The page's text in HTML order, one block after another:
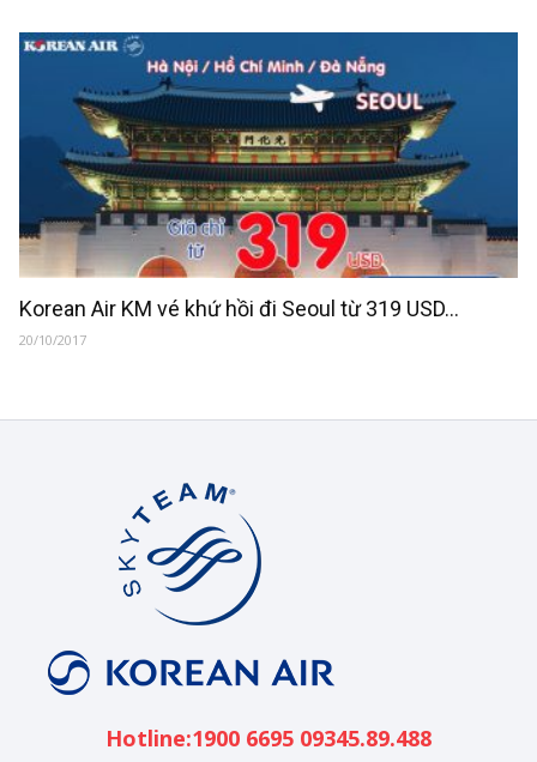
Korean Air KM vé khứ hồi đi Seoul từ 319 USD...
20/10/2017
Hotline:1900 6695 09345.89.488